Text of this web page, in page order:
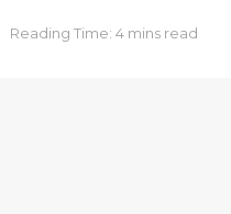
Reading Time: 4 mins read